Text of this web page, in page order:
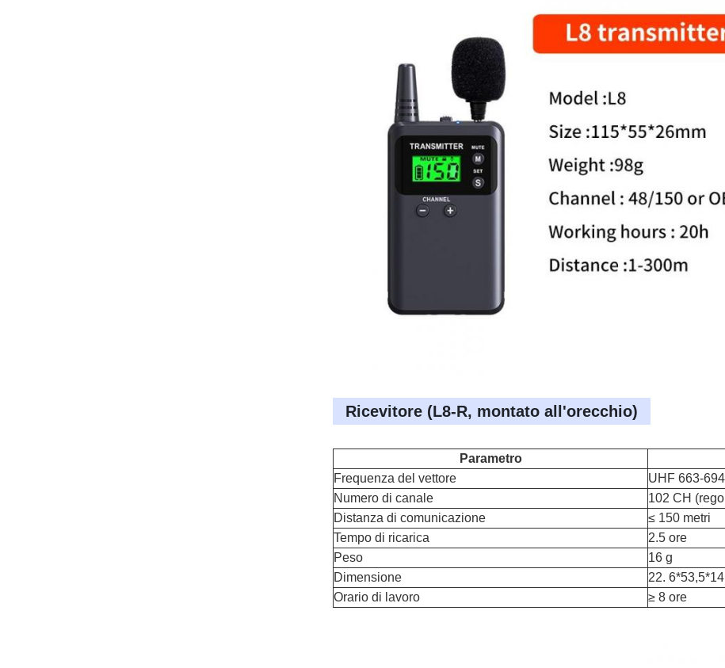
Ricevitore (L8-R, montato all'orecchio)
Parametro
Frequenza del vettore
UHF 663-
Numero di canale
102 CH
Distanza di comunicazione
≤ 150 metri
Tempo di ricarica
2.5 ore
Peso
16 g
Dimensione
22.
Orario di lavoro
≥ 8 ore